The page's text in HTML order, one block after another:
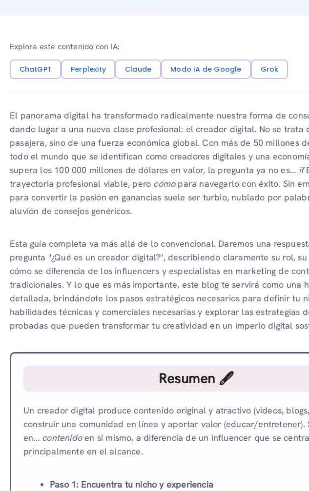
Explora este contenido con IA:
ChatGPT Perplexity Claude Modo IA de Google Grok
El panorama digital ha transformado radicalmente nuestra forma de
dando lugar a una nueva clase profesional: el creador digital. No se trata
pasajera, sino de una fuerza económica global. Con más de 50 millones
todo el mundo que se identifican como creadores digitales y una
supera los 100 000 millones de dólares en valor, la pregunta ya no es... if
trayectoria profesional viable, pero cómopara navegarlo con éxito. Sin
para convertir la pasión en ganancias suele ser turbio, nublado por
aluvión de consejos genéricos.
Esta guía completa va más allá de lo convencional. Daremos una
pregunta "¿Qué es un creador digital?", describiendo claramente su rol,
cómo se diferencia de los influencers y especialistas en marketing de
tradicionales. Y lo que es más importante, este blog te servirá como una
detallada, brindándote los pasos estratégicos necesarios para definir tu
habilidades técnicas y comerciales necesarias y explorar las estrategias
probadas que pueden transformar tu creatividad en un imperio digital
Resumen 🖋
Un creador digital produce contenido original y atractivo (videos,
construir una comunidad en línea y aportar valor (educar/entretener).
en... contenidoen sí mismo, a diferencia de un influencer que se centra
principalmente en el alcance.
Paso 1: Encuentra tu nicho y experiencia